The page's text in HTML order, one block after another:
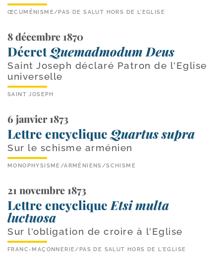
ŒCUMÉNISME/PAS DE SALUT HORS DE L'EGLISE
8 décembre 1870
DécretQuemadmodum Deus
Saint Joseph déclaré Patron de l'Eglise
universelle
SAINT JOSEPH
6 janvier 1873
Lettre encycliqueQuartus supra
Sur le schisme arménien
MONOPHYSISME/ARMÉNIENS/SCHISME
21 novembre 1873
Lettre encyclique Etsi multa
luctuosa
Sur l'obligation de croire à l'Eglise
FRANC-MAÇONNERIE/ PAS DE SALUT HORS DE L'EGLISE